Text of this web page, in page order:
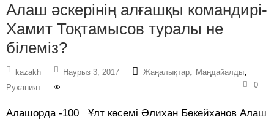
Алаш әскерінің алғашқы командирі-
Хамит Тоқтамысов туралы не
білеміз?
kazakh Наурыз 3, 2017 Жаңалықтар, Маңдайалды,
Руханият 0
Алашорда -100 Ұлт көсемі Әлихан Бөкейханов Алаш